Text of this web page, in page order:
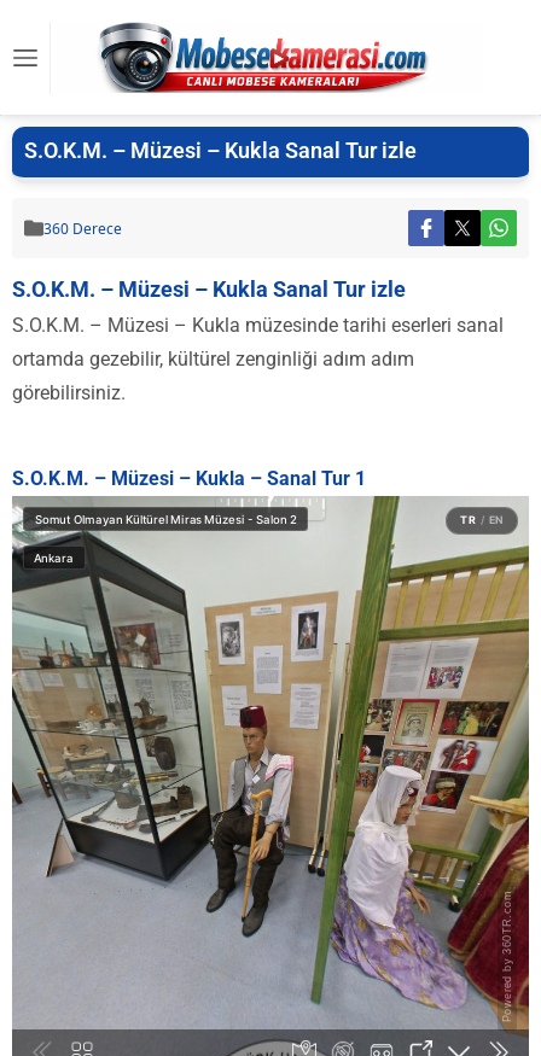
S.O.K.M. – Müzesi – Kukla Sanal Tur izle
360 Derece
S.O.K.M. – Müzesi – Kukla Sanal Tur izle
S.O.K.M. – Müzesi – Kukla müzesinde tarihi eserleri sanal
ortamda gezebilir, kültürel zenginliği adım adım
görebilirsiniz.
S.O.K.M. – Müzesi – Kukla – Sanal Tur 1